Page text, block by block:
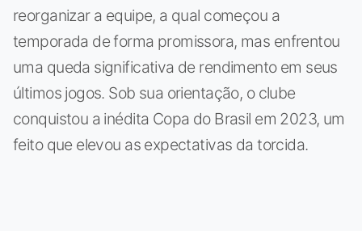
reorganizar a equipe, a qual começou a
temporada de forma promissora, mas enfrentou
uma queda significativa de rendimento em seus
últimos jogos. Sob sua orientação, o clube
conquistou a inédita Copa do Brasil em 2023, um
feito que elevou as expectativas da torcida.